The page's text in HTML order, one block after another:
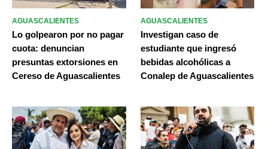
AGUASCALIENTES
Lo golpearon por no pagar
cuota: denuncian
presuntas extorsiones en
Cereso de Aguascalientes
AGUASCALIENTES
Investigan caso de
estudiante que ingresó
bebidas alcohólicas a
Conalep de Aguascalientes